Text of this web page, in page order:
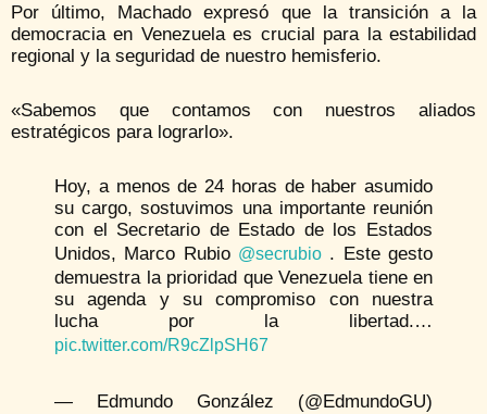
Por último, Machado expresó que la transición a la
democracia en Venezuela es crucial para la estabilidad
regional y la seguridad de nuestro hemisferio.
«Sabemos que contamos con nuestros aliados
estratégicos para lograrlo».
Hoy, a menos de 24 horas de haber asumido
su cargo, sostuvimos una importante reunión
con el Secretario de Estado de los Estados
Unidos, Marco Rubio @secrubio . Este gesto
demuestra la prioridad que Venezuela tiene en
su agenda y su compromiso con nuestra
lucha por la libertad.…
pic.twitter.com/R9cZlpSH67
— Edmundo González (@EdmundoGU)